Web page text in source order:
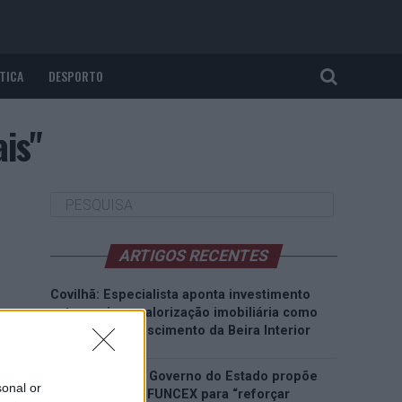
or
DESPORTO
ARTIGOS RECENTES
Covilhã: Especialista aponta investimento
estrangeiro e valorização imobiliária como
motores do crescimento da Beira Interior
Rio de Janeiro: Governo do Estado propõe
parceria com a FUNCEX para “reforçar